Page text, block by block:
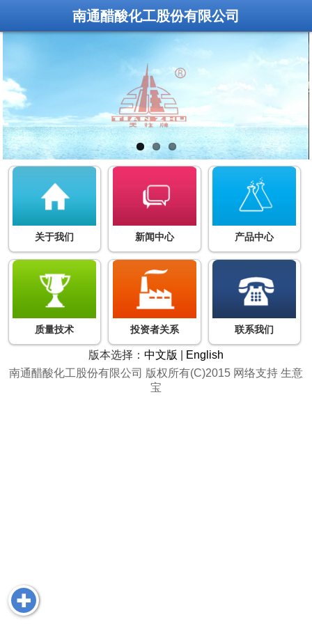
南通醋酸化工股份有限公司
关于我们 新闻中心 产品中心
质量技术 投资者关系 联系我们
版本选择： 中文版
English
南通醋酸化工股份有限公司 版权所有(C)2015 网络支持 生意
宝